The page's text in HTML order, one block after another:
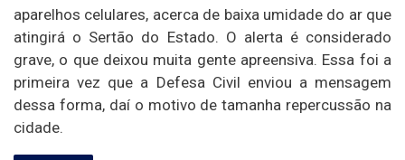
aparelhos celulares, acerca de baixa umidade do ar que
atingirá o Sertão do Estado. O alerta é considerado
grave, o que deixou muita gente apreensiva. Essa foi a
primeira vez que a Defesa Civil enviou a mensagem
dessa forma, daí o motivo de tamanha repercussão na
cidade.